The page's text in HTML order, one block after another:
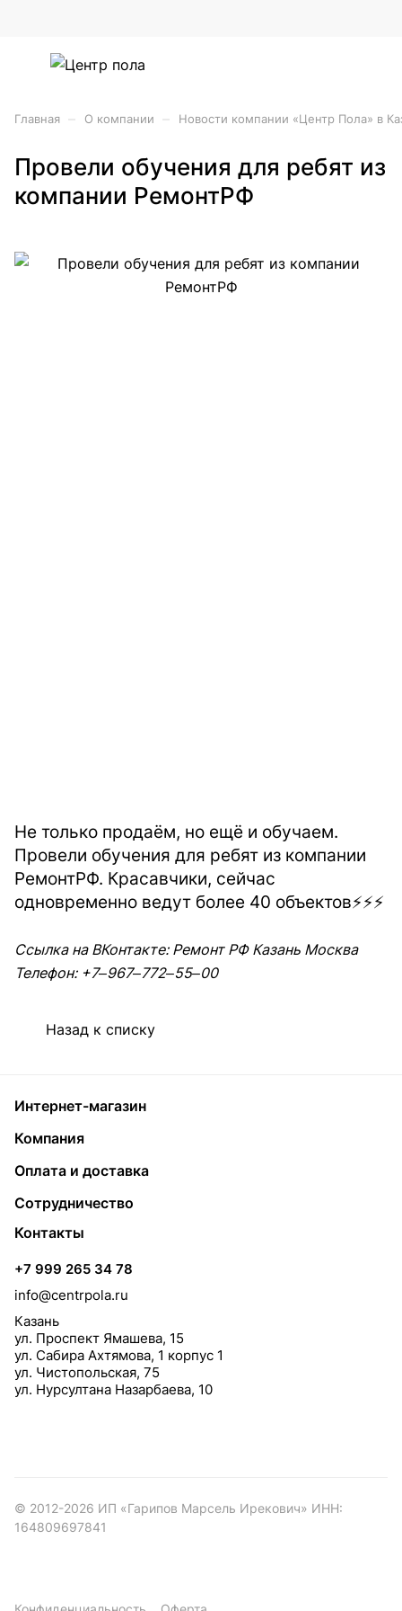
Главная О компании Новости компании «Центр Пола» в
Провели обучения для ребят из
компании РемонтРФ
Не только продаём, но ещё и обучаем.
Провели обучения для ребят из компании
РемонтРФ. Красавчики, сейчас
одновременно ведут более 40 объектов⚡️⚡️⚡️
Ссылка на ВКонтакте: Ремонт РФ Казань Москва
Телефон: +7‒967‒772‒55‒00
Назад к списку
Интернет-магазин
Компания
Оплата и доставка
Сотрудничество
Контакты
+7 999 265 34 78
info@centrpola.ru
Казань
ул. Проспект Ямашева, 15
ул. Сабира Ахтямова, 1 корпус 1
ул. Чистопольская, 75
ул. Нурсултана Назарбаева, 10
© 2012-2026 ИП «Гарипов Марсель Ирекович» ИНН:
164809697841